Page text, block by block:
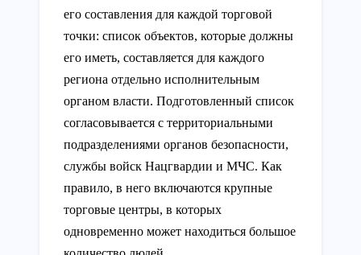
его составления для каждой торговой
точки: список объектов, которые должны
его иметь, составляется для каждого
региона отдельно исполнительным
органом власти. Подготовленный список
согласовывается с территориальными
подразделениями органов безопасности,
службы войск Нацгвардии и МЧС. Как
правило, в него включаются крупные
торговые центры, в которых
одновременно может находиться большое